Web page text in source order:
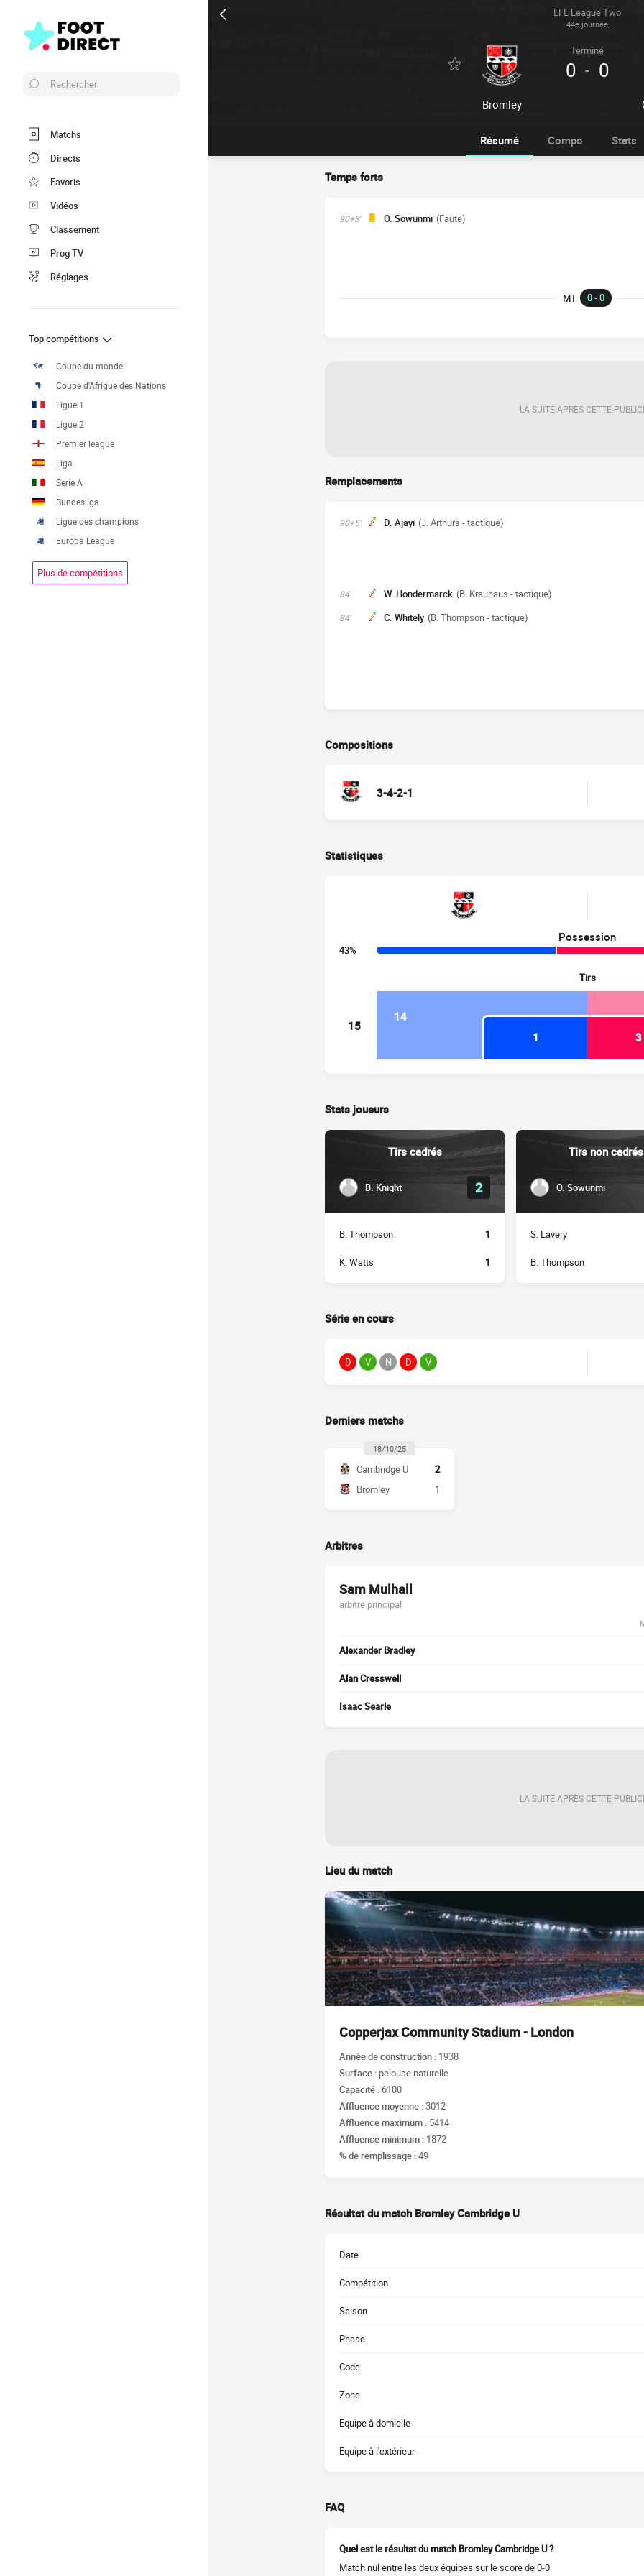
EFL League Two
44e journée
Bromley
Terminé
0 - 0
Rechercher
Matchs
Directs
Favoris
Vidéos
Classement
Prog TV
Réglages
Top compétitions
Coupe du monde
Coupe d'Afrique des Nations
Ligue 1
Ligue 2
Premier league
Liga
Serie A
Bundesliga
Ligue des champions
Europa League
Plus de compétitions
Résumé Compo Stats
Temps forts
90+3' O. Sowunmi (Faute)
MT 0 - 0
LA SUITE APRÈS CETTE
Remplacements
90+5' D. Ajayi (J. Arthurs - tactique)
84' W. Hondermarck (B. Krauhaus - tactique)
84' C. Whitely (B. Thompson - tactique)
Compositions
3-4-2-1
Statistiques
Possession
43%
Tirs
15
14
1
3
Stats joueurs
Tirs cadrés
B. Knight 2
B. Thompson 1
K. Watts 1
Tirs non cadrés
O. Sowunmi
S. Lavery
B. Thompson
Série en cours
D V N D V
Derniers matchs
18/10/25
Cambridge U
2
Bromley
1
Arbitres
Sam Mulhall
arbitre principal
Alexander Bradley
Alan Cresswell
Isaac Searle
LA SUITE APRÈS CETTE
Lieu du match
Copperjax Community Stadium - London
Année de construction : 1938
Surface : pelouse naturelle
Capacité :6100
Affluence moyenne :3012
Affluence maximum : 5414
Affluence minimum : 1872
% de remplissage :49
Résultat du match Bromley Cambridge U
Date
Compétition
Saison
Phase
Code
Zone
Equipe à domicile
Equipe à l'extérieur
FAQ
Quel est le résultat du match Bromley Cambridge U ?
Match nul entre les deux équipes sur le score de 0-0